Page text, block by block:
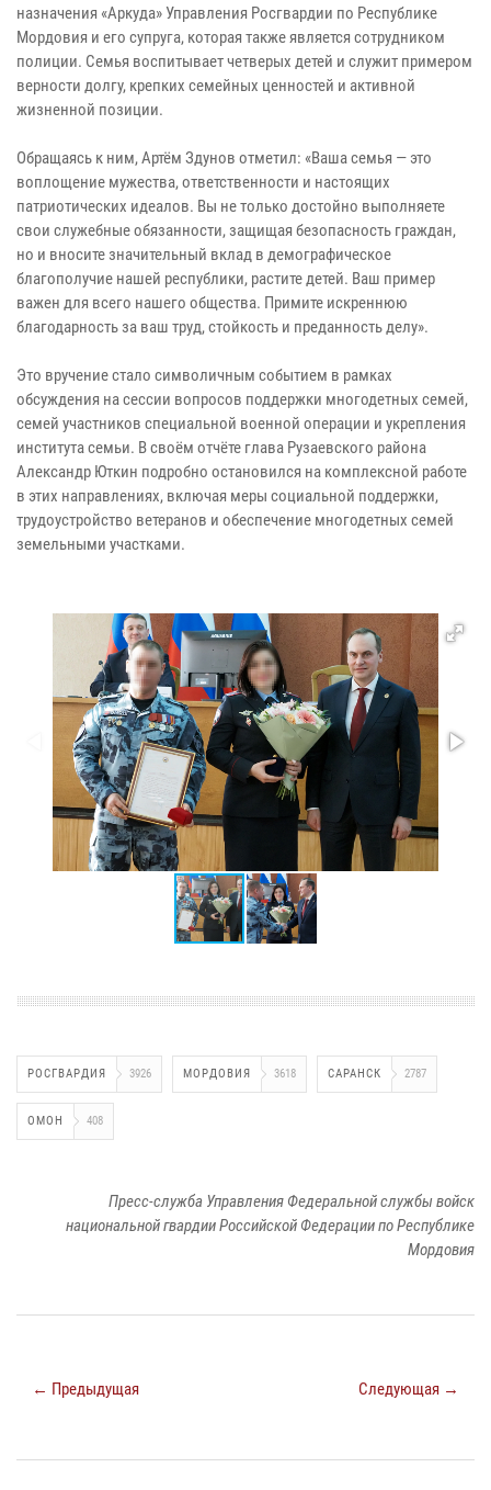
назначения «Аркуда» Управления Росгвардии по Республике
Мордовия и его супруга, которая также является сотрудником
полиции. Семья воспитывает четверых детей и служит примером
верности долгу, крепких семейных ценностей и активной
жизненной позиции.
Обращаясь к ним, Артём Здунов отметил: «Ваша семья — это
воплощение мужества, ответственности и настоящих
патриотических идеалов. Вы не только достойно выполняете
свои служебные обязанности, защищая безопасность граждан,
но и вносите значительный вклад в демографическое
благополучие нашей республики, растите детей. Ваш пример
важен для всего нашего общества. Примите искреннюю
благодарность за ваш труд, стойкость и преданность делу».
Это вручение стало символичным событием в рамках
обсуждения на сессии вопросов поддержки многодетных семей,
семей участников специальной военной операции и укрепления
института семьи. В своём отчёте глава Рузаевского района
Александр Юткин подробно остановился на комплексной работе
в этих направлениях, включая меры социальной поддержки,
трудоустройство ветеранов и обеспечение многодетных семей
земельными участками.
РОСГВАРДИЯ 3926 МОРДОВИЯ 3618 САРАНСК 2787
ОМОН 408
Пресс-служба Управления Федеральной службы войск
национальной гвардии Российской Федерации по Республике
Мордовия
← Предыдущая Следующая →